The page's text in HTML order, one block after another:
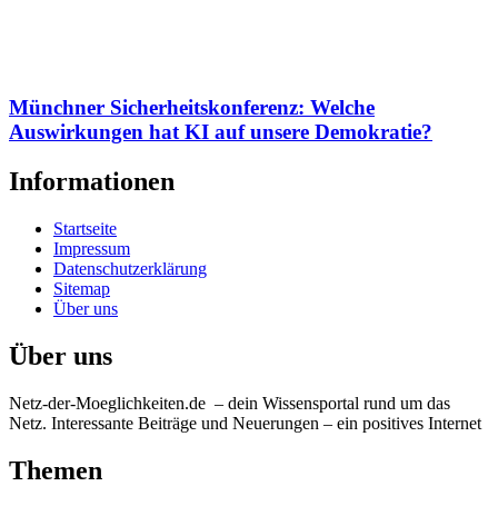
Münchner Sicherheitskonferenz: Welche
Auswirkungen hat KI auf unsere Demokratie?
Informationen
Startseite
Impressum
Datenschutzerklärung
Sitemap
Über uns
Über uns
Netz-der-Moeglichkeiten.de – dein Wissensportal rund um das
Netz. Interessante Beiträge und Neuerungen – ein positives Internet
Themen